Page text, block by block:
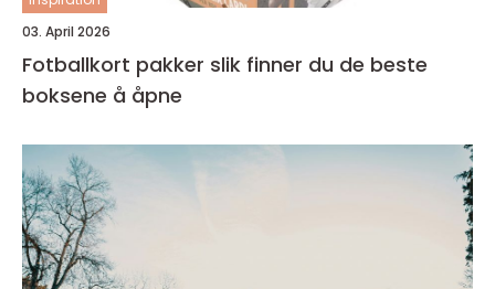
03. April 2026
Fotballkort pakker slik finner du de beste
boksene å åpne